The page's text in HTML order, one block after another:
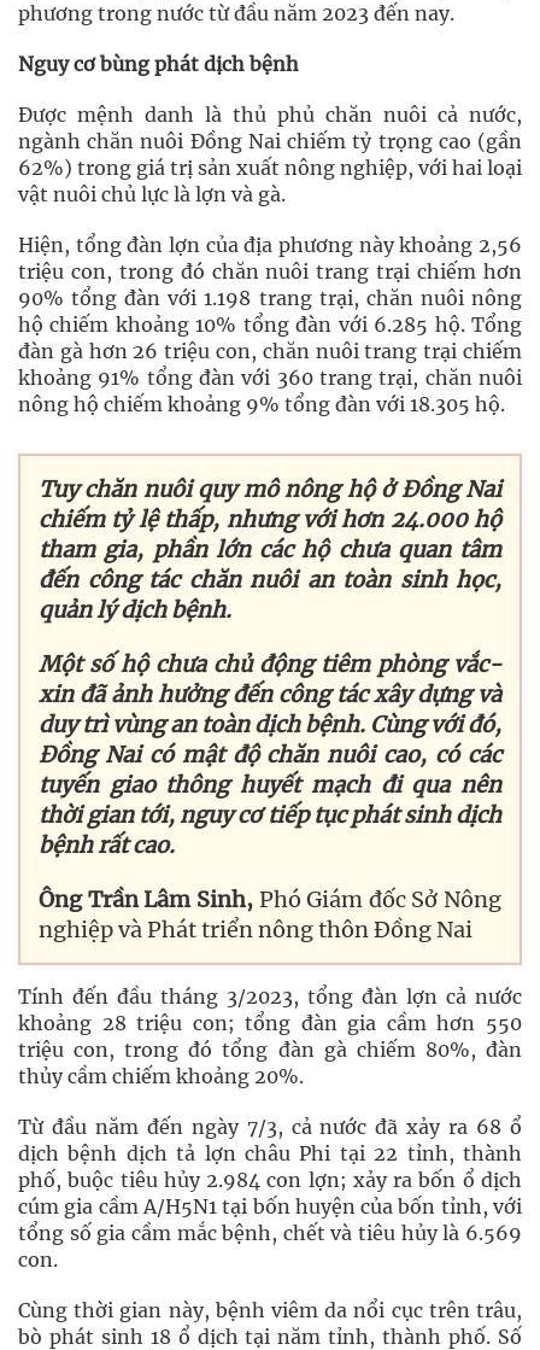
phương trong nước từ đầu năm 2023 đến nay.
Nguy cơ bùng phát dịch bệnh
Được mệnh danh là thủ phủ chăn nuôi cả nước,
ngành chăn nuôi Đồng Nai chiếm tỷ trọng cao (gần
62%) trong giá trị sản xuất nông nghiệp, với hai loại
vật nuôi chủ lực là lợn và gà.
Hiện, tổng đàn lợn của địa phương này khoảng 2,56
triệu con, trong đó chăn nuôi trang trại chiếm hơn
90% tổng đàn với 1.198 trang trại, chăn nuôi nông
hộ chiếm khoảng 10% tổng đàn với 6.285 hộ. Tổng
đàn gà hơn 26 triệu con, chăn nuôi trang trại chiếm
khoảng 91% tổng đàn với 360 trang trại, chăn nuôi
nông hộ chiếm khoảng 9% tổng đàn với 18.305 hộ.
Tuy chăn nuôi quy mô nông hộ ở Đồng Nai
chiếm tỷ lệ thấp, nhưng với hơn 24.000 hộ
tham gia, phần lớn các hộ chưa quan tâm
đến công tác chăn nuôi an toàn sinh học,
quản lý dịch bệnh.
Một số hộ chưa chủ động tiêm phòng vắc-
xin đã ảnh hưởng đến công tác xây dựng và
duy trì vùng an toàn dịch bệnh. Cùng với đó,
Đồng Nai có mật độ chăn nuôi cao, có các
tuyến giao thông huyết mạch đi qua nên
thời gian tới, nguy cơ tiếp tục phát sinh dịch
bệnh rất cao.
Ông Trần Lâm Sinh, Phó Giám đốc Sở Nông
nghiệp và Phát triển nông thôn Đồng Nai
Tính đến đầu tháng 3/2023, tổng đàn lợn cả nước
khoảng 28 triệu con; tổng đàn gia cầm hơn 550
triệu con, trong đó tổng đàn gà chiếm 80%, đàn
thủy cầm chiếm khoảng 20%.
Từ đầu năm đến ngày 7/3, cả nước đã xảy ra 68 ổ
dịch bệnh dịch tả lợn châu Phi tại 22 tỉnh, thành
phố, buộc tiêu hủy 2.984 con lợn; xảy ra bốn ổ dịch
cúm gia cầm A/H5N1 tại bốn huyện của bốn tỉnh, với
tổng số gia cầm mắc bệnh, chết và tiêu hủy là 6.569
con.
Cùng thời gian này, bệnh viêm da nổi cục trên trâu,
bò phát sinh 18 ổ dịch tại năm tỉnh, thành phố. Số